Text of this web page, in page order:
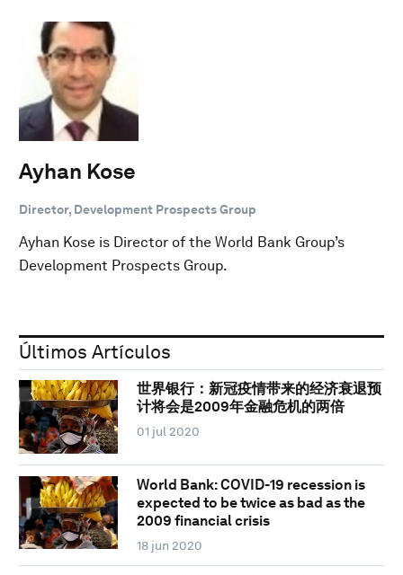
Ayhan Kose
Director, Development Prospects Group
Ayhan Kose is Director of the World Bank Group’s
Development Prospects Group.
Últimos Artículos
世界银行：新冠疫情带来的经济衰退预
计将会是2009年金融危机的两倍
01 jul 2020
World Bank: COVID-19 recession is
expected to be twice as bad as the
2009 financial crisis
18 jun 2020